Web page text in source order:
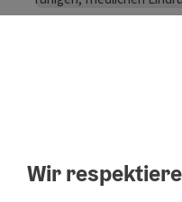
Wir